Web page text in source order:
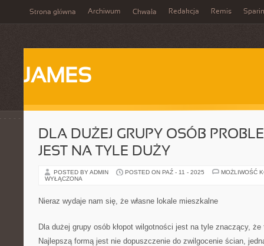
Strona główna Archiwum Chwała Redakcja Remis
JAMES
DLA DUŻEJ GRUPY OSÓB
JEST NA TYLE DUŻY
POSTED BY ADMIN POSTED ON PAŹ - 11 - 2025
MOŻLIWOŚĆ
WYŁĄCZONA
Nieraz wydaje nam się, że własne lokale mieszkalne
Dla dużej grupy osób kłopot wilgotności jest na tyle znaczący,
Najlepszą formą jest nie dopuszczenie do zwilgocenie ścian,